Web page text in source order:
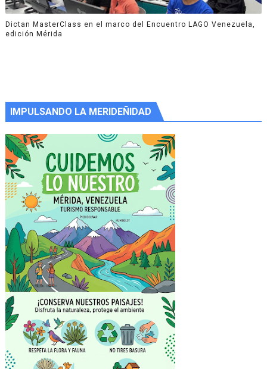
Dictan MasterClass en el marco del Encuentro LAGO Venezuela,
edición Mérida
IMPULSANDO LA MERIDEÑIDAD